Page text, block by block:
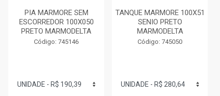
PIA MARMORE SEM
ESCORREDOR 100X050
PRETO MARMODELTA
Código: 745146
TANQUE MARMORE 100X51
SENIO PRETO
MARMODELTA
Código: 745050